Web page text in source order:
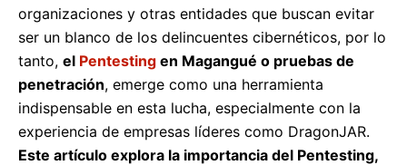
organizaciones y otras entidades que buscan evitar
ser un blanco de los delincuentes cibernéticos, por lo
tanto, el Pentesting en Magangué o pruebas de
penetración, emerge como una herramienta
indispensable en esta lucha, especialmente con la
experiencia de empresas líderes como DragonJAR.
Este artículo explora la importancia del Pentesting,